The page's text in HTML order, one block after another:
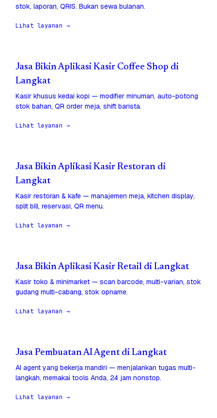
stok, laporan, QRIS. Bukan sewa bulanan.
Lihat layanan →
Jasa Bikin Aplikasi Kasir Coffee Shop di
Langkat
Kasir khusus kedai kopi — modifier minuman, auto-potong
stok bahan, QR order meja, shift barista.
Lihat layanan →
Jasa Bikin Aplikasi Kasir Restoran di
Langkat
Kasir restoran & kafe — manajemen meja, kitchen display,
split bill, reservasi, QR menu.
Lihat layanan →
Jasa Bikin Aplikasi Kasir Retail di Langkat
Kasir toko & minimarket — scan barcode, multi-varian, stok
gudang multi-cabang, stok opname.
Lihat layanan →
Jasa Pembuatan AI Agent di Langkat
AI agent yang bekerja mandiri — menjalankan tugas multi-
langkah, memakai tools Anda, 24 jam nonstop.
Lihat layanan →